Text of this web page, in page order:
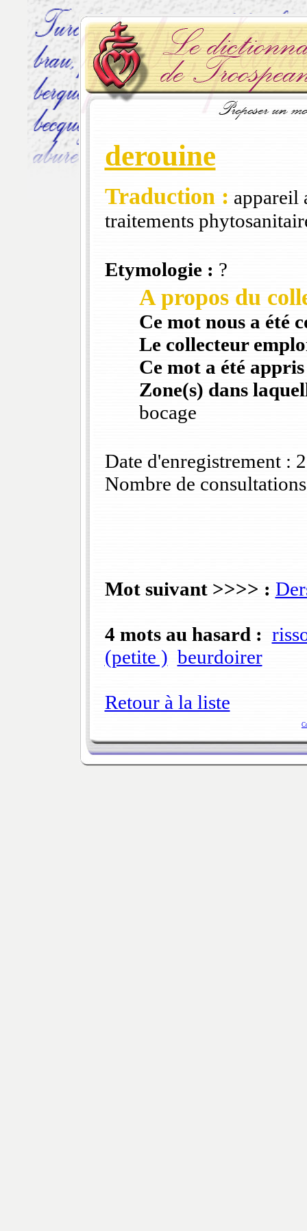
derouine
Traduction : appareil
traitements
Etymologie : ?
A propos du
Ce mot nous a été
Le collecteur
Ce mot a été
Zone(s) dans
bocage
Date d'enregistrement :
Nombre de
Mot suivant >>>> :
4 mots au hasard :
(petite ) beurdoirer
Retour à la liste